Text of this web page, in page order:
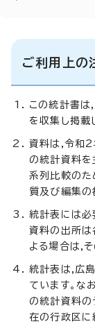
ご利用上の
この統計書
を収集し掲載
資料は,令和
の統計資料
系列比較のた
質及び編集の
統計表には必
資料の出所は
よる場合は,そ
統計表は,広
ています。
の統計資料の
在の行政区に